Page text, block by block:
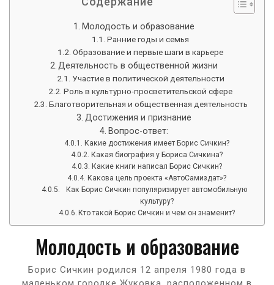
Молодость и образование
Ранние годы и семья
Образование и первые шаги в карьере
Деятельность в общественной жизни
Участие в политической деятельности
Роль в культурно-просветительской сфере
Благотворительная и общественная деятельность
Достижения и признание
Вопрос-ответ:
Какие достижения имеет Борис Сичкин?
Какая биография у Бориса Сичкина?
Какие книги написал Борис Сичкин?
Какова цель проекта «АвтоСамиздат»?
Как Борис Сичкин популяризирует автомобильную
культуру?
Кто такой Борис Сичкин и чем он знаменит?
Молодость и образование
Борис Сичкин родился 12 апреля 1980 года в